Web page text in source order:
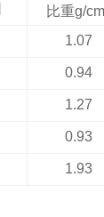
比重g/cm
1.07
0.94
1.27
0.93
1.93